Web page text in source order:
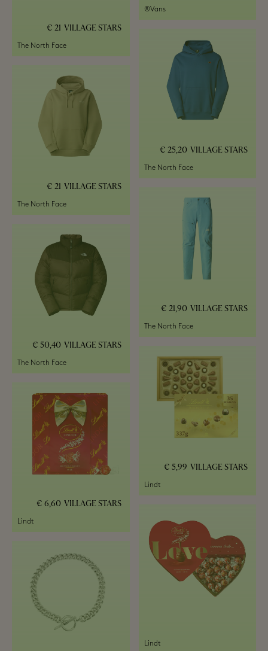
Vans®
VILLAGE STARS
21 €
The North Face
VILLAGE STARS
25,20 €
The North Face
VILLAGE STARS
21 €
The North Face
VILLAGE STARS
21,90 €
The North Face
VILLAGE STARS
50,40 €
The North Face
VILLAGE STARS
5,99 €
Lindt
VILLAGE STARS
6,60 €
Lindt
Lindt